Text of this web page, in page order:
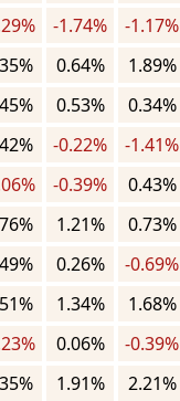
-1.74% -1.17%
0.64% 1.89%
0.53% 0.34%
-0.22% -1.41%
-0.39% 0.43%
1.21% 0.73%
0.26% -0.69%
1.34% 1.68%
0.06% -0.39%
1.91% 2.21%